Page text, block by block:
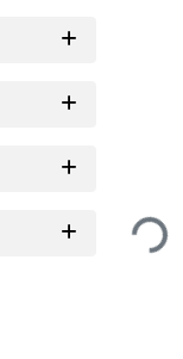
Loading...